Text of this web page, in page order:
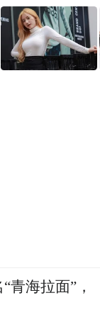
青海拉面”，